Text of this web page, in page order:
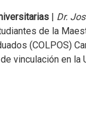
| Dr.
de la
(COLPOS)
vinculación en la